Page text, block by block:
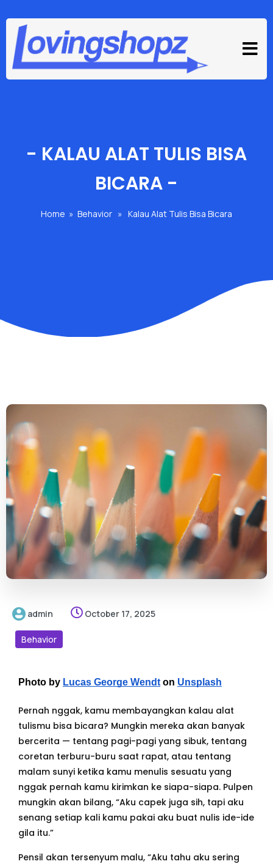
- KALAU ALAT TULIS BISA
BICARA -
Home » Behavior » Kalau Alat Tulis Bisa Bicara
admin October 17, 2025
Behavior
Photo by Lucas George Wendt on Unsplash
Pernah nggak, kamu membayangkan kalau alat
tulismu bisa bicara? Mungkin mereka akan banyak
bercerita — tentang pagi-pagi yang sibuk, tentang
coretan terburu-buru saat rapat, atau tentang
malam sunyi ketika kamu menulis sesuatu yang
nggak pernah kamu kirimkan ke siapa-siapa. Pulpen
mungkin akan bilang, “Aku capek juga sih, tapi aku
senang setiap kali kamu pakai aku buat nulis ide-ide
gila itu.”
Pensil akan tersenyum malu, “Aku tahu aku sering